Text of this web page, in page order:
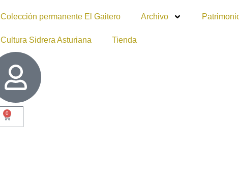
Colección permanente El Gaitero Archivo
Cultura Sidrera Asturiana Tienda
0